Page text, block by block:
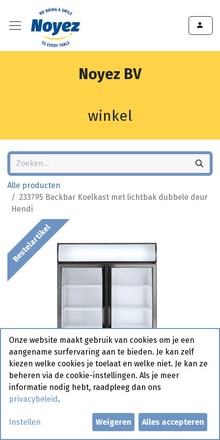
Noyez BV
winkel
Alle producten
233795 Backbar Koelkast met lichtbak dubbele deur
Hendi
Bestelartikel
233795 Backbar Koelkast met
Onze website maakt gebruik van cookies om je een
aangename surfervaring aan te bieden. Je kan zelf
kiezen welke cookies je toelaat en welke niet. Je kan ze
beheren via de cookie-instellingen. Als je meer
informatie nodig hebt, raadpleeg dan ons
privacybeleid .
Instellen Weigeren Alles accepteren